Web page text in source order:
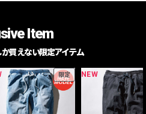
Item
買えない限定アイテム
限定 NEW